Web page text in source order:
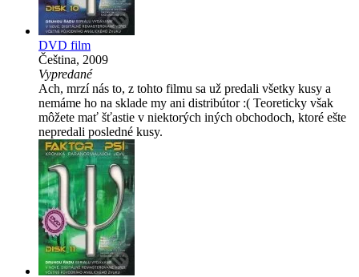
DVD film
Čeština, 2009
Vypredané
Ach, mrzí nás to, z tohto filmu sa už predali všetky kusy a
nemáme ho na sklade my ani distribútor :( Teoreticky však
môžete mať šťastie v niektorých iných obchodoch, ktoré ešte
nepredali posledné kusy.